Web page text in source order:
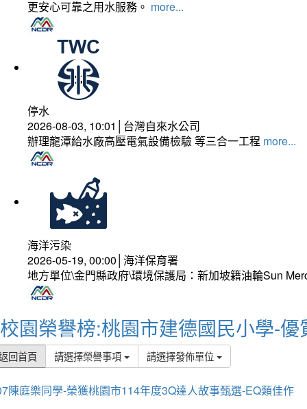
更安心可靠之用水服務。 more...
停水
2026-08-03, 10:01│台灣自來水公司
辦理龍潭給水廠高壓電氣設備檢驗 等三合一工程 more...
海洋污染
2026-05-19, 00:00│海洋保育署
地方單位\金門縣政府\環境保護局：新加坡籍油輪Sun
校園榮譽榜:桃園市建德國民小學-優
回首頁 請選擇榮譽事項 請選擇發佈單位
陳庭樂同學-榮獲桃園市114年度3Q達人故事甄選-EQ類佳作